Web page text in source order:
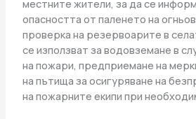
местните жители, за да се
опасността от паленето на
проверка на резервоарите в
се използват за водовземане в
на пожари, предприемане на
на пътища за осигуряване на
на пожарните екипи при